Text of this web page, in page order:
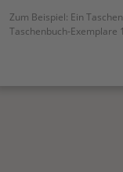
Zum Beispiel: Ein
Taschenbuch-Exemplare